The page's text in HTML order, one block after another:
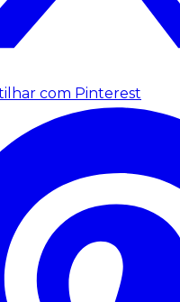
com Pinterest